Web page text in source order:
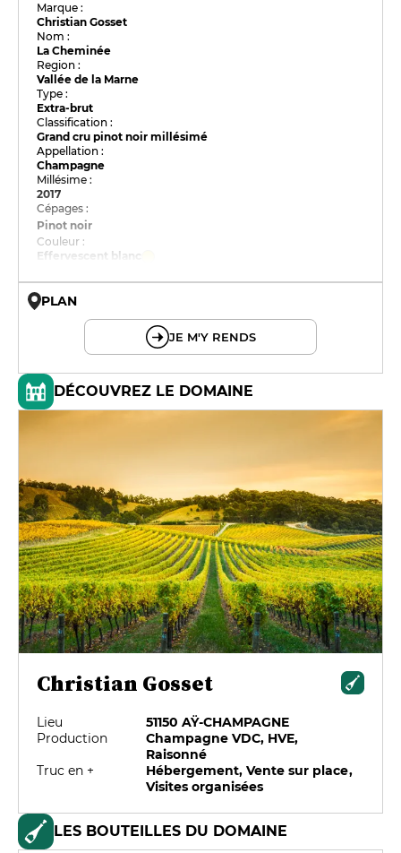
Marque :
Christian Gosset
Nom :
La Cheminée
Region :
Vallée de la Marne
Type :
Extra-brut
Classification :
Grand cru pinot noir millésimé
Appellation :
Champagne
Millésime :
2017
Cépages :
Pinot noir
Couleur :
Effervescent blanc
PLAN
JE M'Y RENDS
DÉCOUVREZ LE DOMAINE
Christian Gosset
Lieu
51150 AŸ-CHAMPAGNE
Production
Champagne VDC, HVE,
Raisonné
Truc en +
Hébergement, Vente sur place,
Visites organisées
LES BOUTEILLES DU DOMAINE